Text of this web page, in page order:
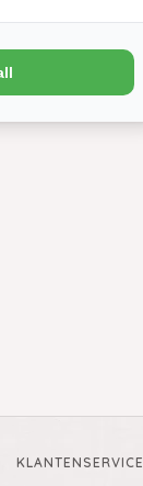
KLANTENSERVICE